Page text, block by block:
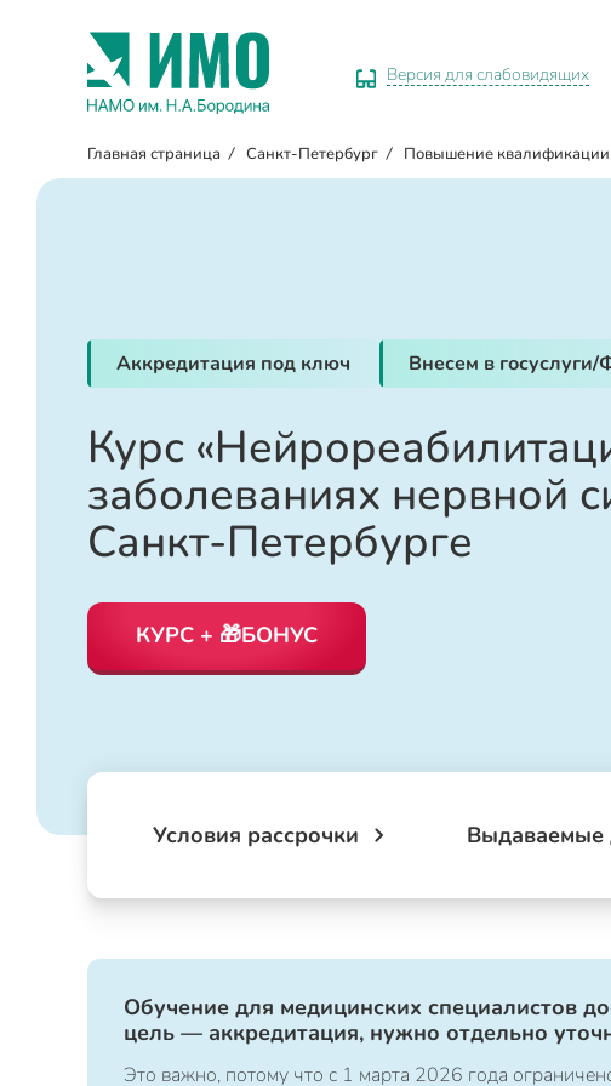
Версия для слабовидящих
Главная страница / Санкт-Петербург / Повышение квалификации
Аккредитация под ключ Внесем в
Курс
заболеваниях нервной
Санкт-Петербурге
КУРС + 🎁БОНУС
Условия рассрочки Выдаваемые
Обучение для медицинских специалистов
цель — аккредитация, нужно отдельно
Это важно, потому что с 1 марта 2026 года